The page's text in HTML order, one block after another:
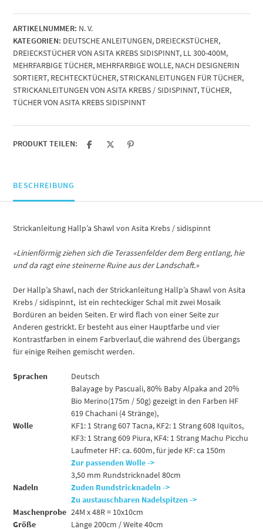
von
Asita
Krebs
/
sidispinnt
Menge
ARTIKELNUMMER: N. V.
KATEGORIEN: DEUTSCHE ANLEITUNGEN, DREIECKSTÜCHER,
DREIECKSTÜCHER VON ASITA KREBS SIDISPINNT, LL 300-400M,
MEHRFARBIGE TÜCHER, MEHRFARBIGE WOLLE, NACH DESIGNERIN
SORTIERT, RECHTECKTÜCHER,STRICKANLEITUNGEN FÜR TÜCHER,
STRICKANLEITUNGEN VON ASITA KREBS / SIDISPINNT,TÜCHER,
TÜCHER VON ASITA KREBS SIDISPINNT
PRODUKT TEILEN:
BESCHREIBUNG
Strickanleitung Hallp’a Shawl von Asita Krebs / sidispinnt
«Linienförmig ziehen sich die Terassenfelder dem Berg entlang, hie
und da ragt eine steinerne Ruine aus der Landschaft.»
Der Hallp’a Shawl, nach der Strickanleitung Hallp’a Shawl von Asita
Krebs / sidispinnt, ist ein rechteckiger Schal mit zwei Mosaik
Bordüren an beiden Seiten. Er wird flach von einer Seite zur
Anderen gestrickt. Er besteht aus einer Hauptfarbe und vier
Kontrastfarben in einem Farbverlauf, die während des Übergangs
für einige Reihen gemischt werden.
Sprachen Deutsch
Wolle
Balayage by Pascuali, 80% Baby Alpaka and 20%
Bio Merino(175m / 50g) gezeigt in den Farben HF
619 Chachani (4 Stränge),
KF1: 1 Strang 607 Tacna, KF2: 1 Strang 608 Iquitos,
KF3: 1 Strang 609 Piura, KF4: 1 Strang Machu Picchu
Laufmeter HF: ca. 600m, für jede KF: ca 150m
Zur passenden Wolle ->
Nadeln
3,50 mm Rundstricknadel 80cm
Zuden Rundstricknadeln ->
Zu austauschbaren Nadelspitzen ->
Maschenprobe 24M x 48R = 10x10cm
Größe
Länge 200cm / Weite 40cm